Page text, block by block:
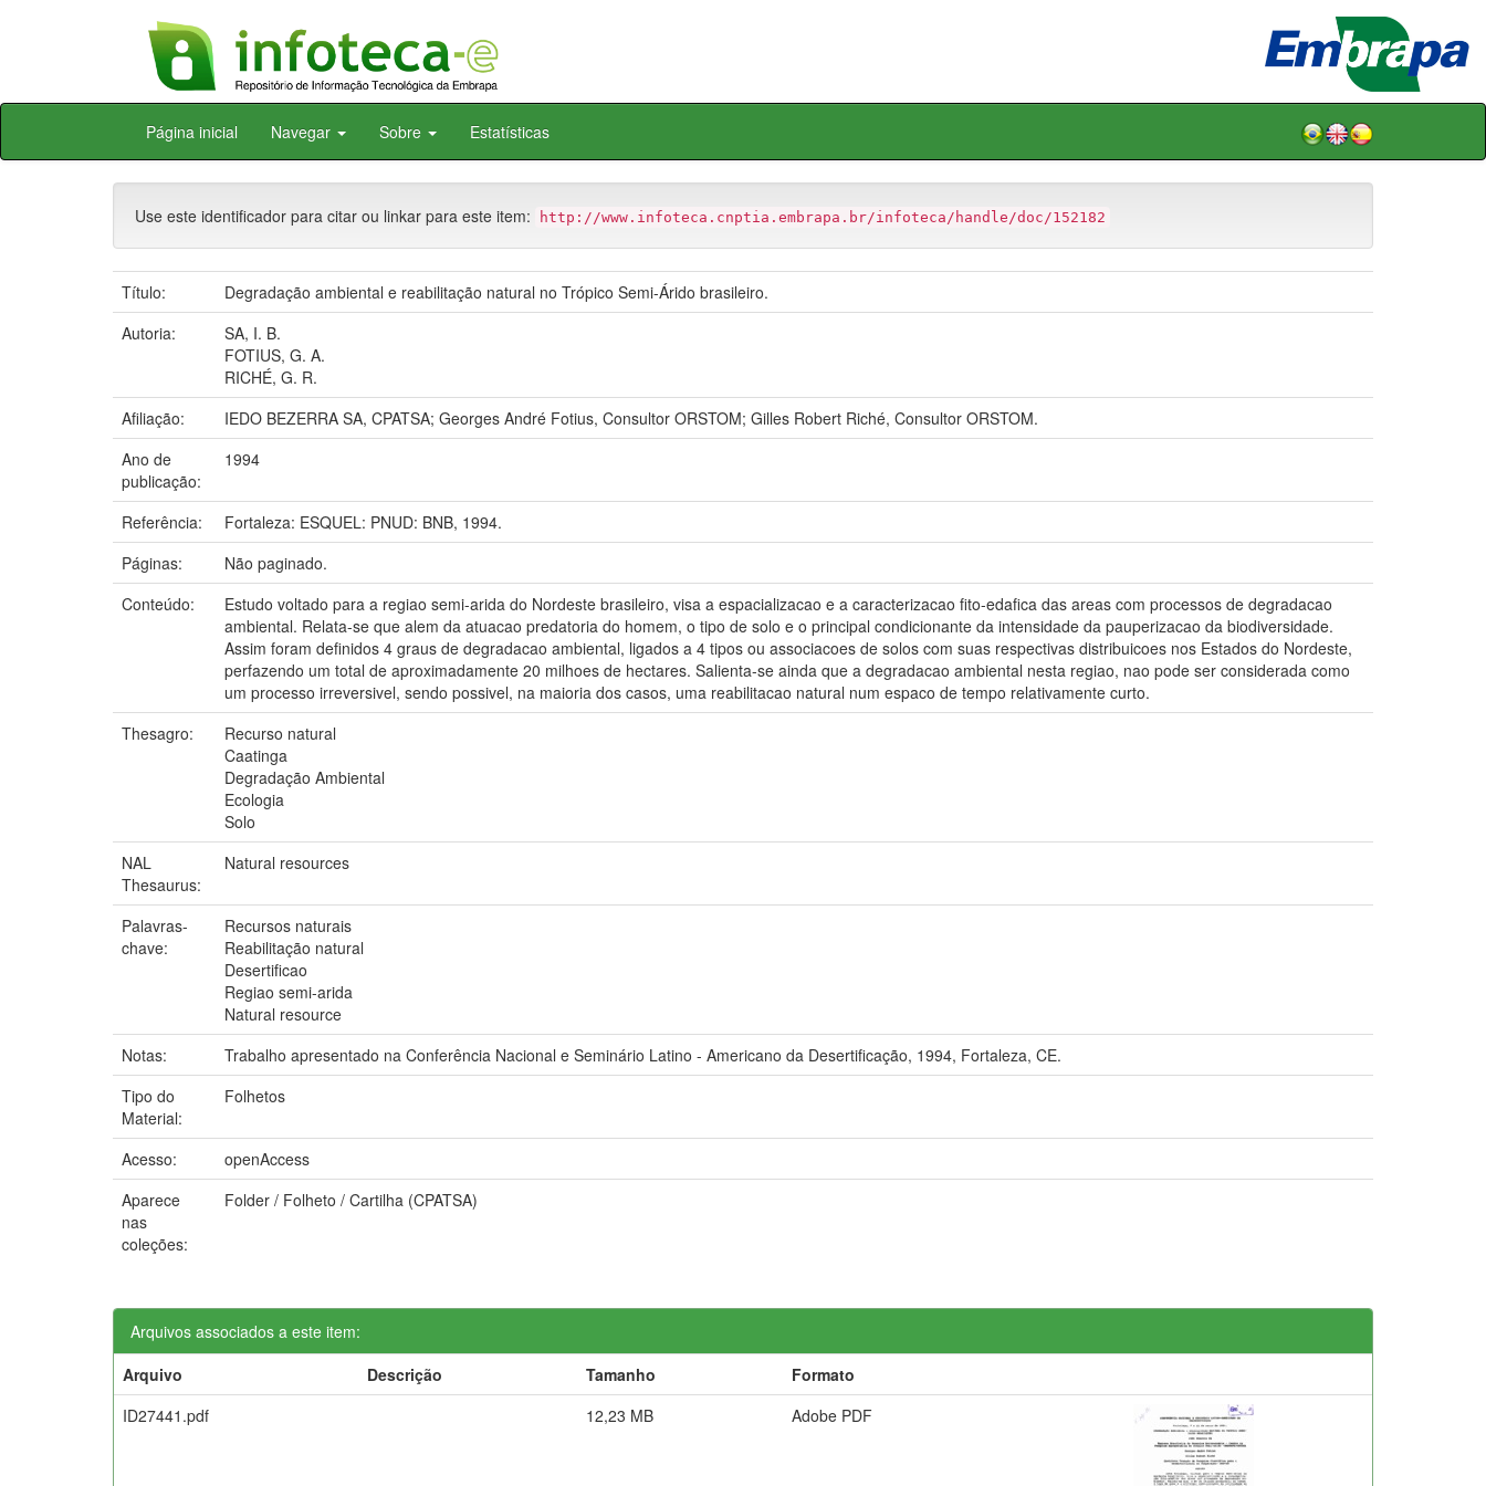
Skip
Página inicial Navegar Sobre Estatísticas
Use este identificador para citar ou linkar para este item: http://www.infoteca.cnptia.embrapa.br/infoteca/handle/doc/152182
Título:
Degradação ambiental e reabilitação natural no Trópico Semi-Árido brasileiro.
Autoria:
SA, I. B.
FOTIUS, G. A.
RICHÉ, G. R.
Afiliação:
IEDO BEZERRA SA, CPATSA; Georges André Fotius, Consultor ORSTOM; Gilles Robert Riché, Consultor ORSTOM.
Ano de
publicação:
1994
Referência:
Fortaleza: ESQUEL: PNUD: BNB, 1994.
Páginas:
Não paginado.
Conteúdo:
Estudo voltado para a regiao semi-arida do Nordeste brasileiro, visa a espacializacao e a caracterizacao fito-edafica das areas com processos de degradacao
ambiental. Relata-se que alem da atuacao predatoria do homem, o tipo de solo e o principal condicionante da intensidade da pauperizacao da biodiversidade.
Assim foram definidos 4 graus de degradacao ambiental, ligados a 4 tipos ou associacoes de solos com suas respectivas distribuicoes nos Estados do Nordeste,
perfazendo um total de aproximadamente 20 milhoes de hectares. Salienta-se ainda que a degradacao ambiental nesta regiao, nao pode ser considerada como
um processo irreversivel, sendo possivel, na maioria dos casos, uma reabilitacao natural num espaco de tempo relativamente curto.
Thesagro:
Recurso natural
Caatinga
Degradação Ambiental
Ecologia
Solo
NAL
Thesaurus:
Natural resources
Palavras-
chave:
Recursos naturais
Reabilitação natural
Desertificao
Regiao semi-arida
Natural resource
Notas:
Trabalho apresentado na Conferência Nacional e Seminário Latino - Americano da Desertificação, 1994, Fortaleza, CE.
Tipo do
Material:
Folhetos
Acesso:
openAccess
Aparece
nas
coleções:
Folder / Folheto / Cartilha (CPATSA)
Arquivos associados a este item:
Arquivo
Descrição Tamanho
Formato
ID27441.pdf
12,23 MB Adobe PDF